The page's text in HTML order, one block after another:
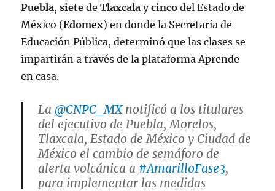
Puebla,siete deTlaxcala ycinco del Estado de
México (Edomex) en donde la Secretaría de
Educación Pública, determinó que las clases se
impartirán a través de la plataforma Aprende
en casa.
La@CNPC_MXnotificó a los titulares
del ejecutivo de Puebla, Morelos,
Tlaxcala, Estado de México y Ciudad de
México el cambio de semáforo de
alerta volcánica a #AmarilloFase3,
para implementar las medidas